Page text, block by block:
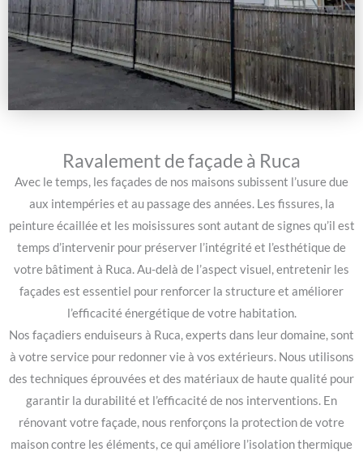
Ravalement de façade à Ruca
Avec le temps, les façades de nos maisons subissent l’usure due
aux intempéries et au passage des années. Les fissures, la
peinture écaillée et les moisissures sont autant de signes qu’il est
temps d’intervenir pour préserver l’intégrité et l’esthétique de
votre bâtiment à Ruca. Au-delà de l’aspect visuel, entretenir les
façades est essentiel pour renforcer la structure et améliorer
l’efficacité énergétique de votre habitation.
Nos façadiers enduiseurs à Ruca, experts dans leur domaine, sont
à votre service pour redonner vie à vos extérieurs. Nous utilisons
des techniques éprouvées et des matériaux de haute qualité pour
garantir la durabilité et l’efficacité de nos interventions. En
rénovant votre façade, nous renforçons la protection de votre
maison contre les éléments, ce qui améliore l’isolation thermique